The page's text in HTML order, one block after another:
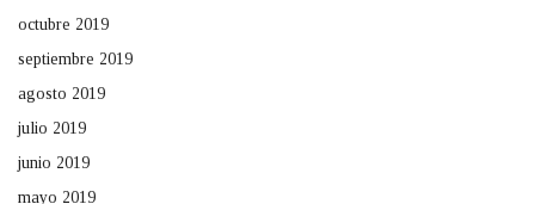
octubre 2019
septiembre 2019
agosto 2019
julio 2019
junio 2019
mayo 2019